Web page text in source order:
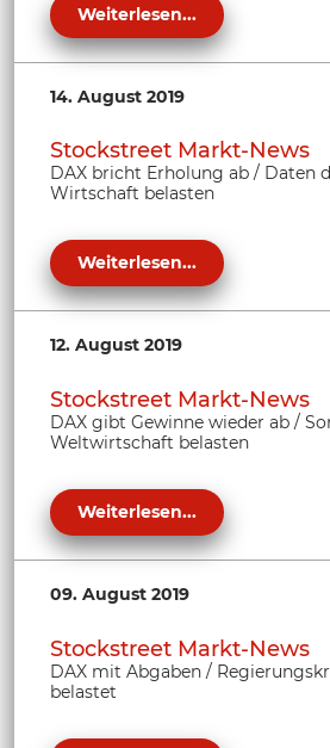
Weiterlesen...
14. August 2019
Stockstreet Markt-News
DAX bricht Erholung ab / Daten
Wirtschaft belasten
Weiterlesen...
12. August 2019
Stockstreet Markt-News
DAX gibt Gewinne wieder ab /
Weltwirtschaft belasten
Weiterlesen...
09. August 2019
Stockstreet Markt-News
DAX mit Abgaben /
belastet